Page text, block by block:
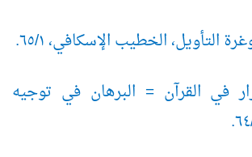
٦٥.
في القرآن = البرهان في توجيه
٦٤.